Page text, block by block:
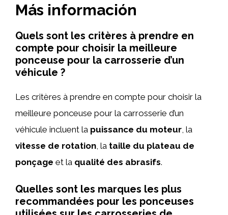
Más información
Quels sont les critères à prendre en
compte pour choisir la meilleure
ponceuse pour la carrosserie d’un
véhicule ?
Les critères à prendre en compte pour choisir la
meilleure ponceuse pour la carrosserie d’un
véhicule incluent la puissance du moteur , la
vitesse de rotation , la taille du plateau de
ponçage et la qualité des abrasifs.
Quelles sont les marques les plus
recommandées pour les ponceuses